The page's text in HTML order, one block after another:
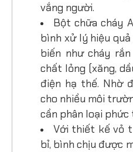
vắng người.
Bột chữa cháy
bình xử lý hiệu
biến như cháy
chất lỏng (xăng,
điện hạ thế. Nhờ
cho nhiều môi
cần phân loại phức
Với thiết kế vỏ
bỉ, bình chịu được